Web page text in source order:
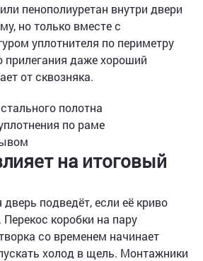
пенополиуретан внутри двери
но только вместе с
уплотнителя по периметру
прилегания даже хороший
от сквозняка.
полотна
по раме
на итоговый
подведёт, если её криво
коробки на пару
со временем начинает
холод в щель. Монтажники